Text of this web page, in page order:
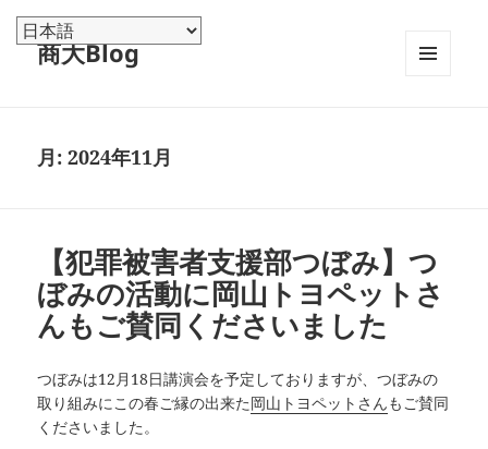
商大Blog
月:2024年11月
【犯罪被害者支援部つぼみ】つ
ぼみの活動に岡山トヨペットさ
んもご賛同くださいました
つぼみは12月18日講演会を予定しておりますが、つぼみの
取り組みにこの春ご縁の出来た岡山トヨペットさんもご賛同
くださいました。